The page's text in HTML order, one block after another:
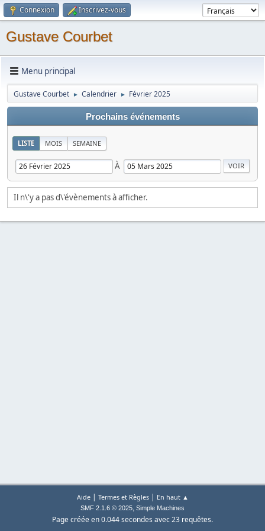
Connexion Inscrivez-vous
Gustave Courbet
Menu principal
Gustave Courbet ► Calendrier ► Février 2025
Prochains événements
LISTE MOIS SEMAINE
À
Il n\'y a pas d\'évènements à afficher.
Aide| Termes et Règles| En haut ▲
SMF 2.1.6 © 2025, Simple Machines
Page créée en 0.044 secondes avec 23 requêtes.